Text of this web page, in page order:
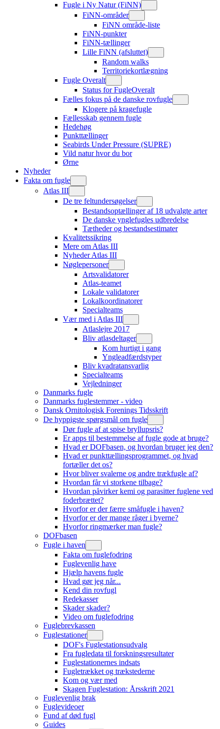
Fugle i Ny Natur (FiNN)
FiNN-områder
FiNN område-liste
FiNN-punkter
FiNN-tællinger
Lille FiNN (afsluttet)
Random walks
Territoriekortlægning
Fugle Overalt
Status for FugleOveralt
Fælles fokus på de danske rovfugle
Klogere på kragefugle
Fællesskab gennem fugle
Hedehøg
Punkttællinger
Seabirds Under Pressure (SUPRE)
Vild natur hvor du bor
Ørne
Nyheder
Fakta om fugle
Atlas III
De tre feltundersøgelser
Bestandsoptællinger af 18 udvalgte arter
De danske ynglefugles udbredelse
Tætheder og bestandsestimater
Kvalitetssikring
Mere om Atlas III
Nyheder Atlas III
Nøglepersoner
Artsvalidatorer
Atlas-teamet
Lokale validatorer
Lokalkoordinatorer
Specialteams
Vær med i Atlas III
Atlaslejre 2017
Bliv atlasdeltager
Kom hurtigt i gang
Yngleadfærdstyper
Bliv kvadratansvarlig
Specialteams
Vejledninger
Danmarks fugle
Danmarks fuglestemmer - video
Dansk Ornitologisk Forenings Tidsskrift
De hyppigste spørgsmål om fugle
Dør fugle af at spise bryllupsris?
Er apps til bestemmelse af fugle gode at bruge?
Hvad er DOFbasen, og hvordan bruger jeg den?
Hvad er punkttællingsprogrammet, og hvad
fortæller det os?
Hvor bliver svalerne og andre trækfugle af?
Hvordan får vi storkene tilbage?
Hvordan påvirker kemi og parasitter fuglene ved
foderbrættet?
Hvorfor er der færre småfugle i haven?
Hvorfor er der mange råger i byerne?
Hvorfor ringmærker man fugle?
DOFbasen
Fugle i haven
Fakta om fuglefodring
Fuglevenlig have
Hjælp havens fugle
Hvad gør jeg når...
Kend din rovfugl
Redekasser
Skader skader?
Video om fuglefodring
Fuglebrevkassen
Fuglestationer
DOF's Fuglestationsudvalg
Fra fugledata til forskningsresultater
Fuglestationernes indsats
Fugletrækket og trækstederne
Kom og vær med
Skagen Fuglestation: Årsskrift 2021
Fuglevenlig brak
Fuglevideoer
Fund af død fugl
Guides